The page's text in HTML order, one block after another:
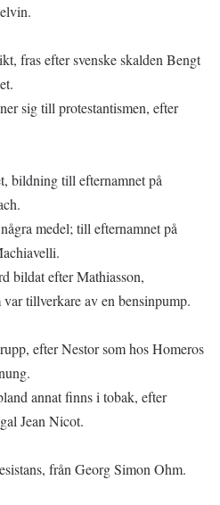
fras efter svenske skalden Bengt
sig till protestantismen, efter
bildning till efternamnet på
medel; till efternamnet på
bildat efter Mathiasson,
tillverkare av en bensinpump.
efter Nestor som hos Homeros
annat finns i tobak, efter
Jean Nicot.
från Georg Simon Ohm.